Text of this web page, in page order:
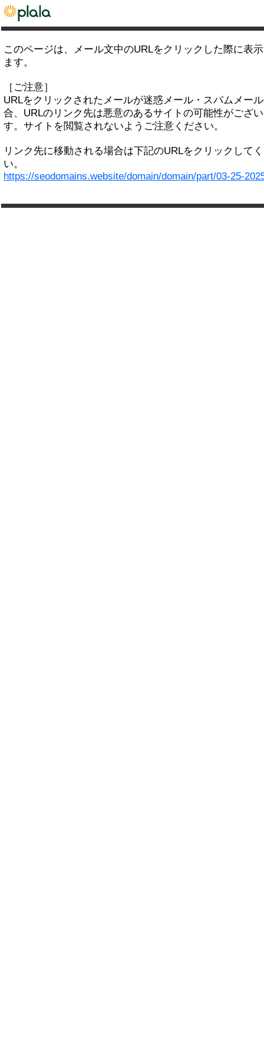
このページは、メール文中のURLをクリックした際に表
ます。
［ご注意］
URLをクリックされたメールが迷惑メール・スパムメー
合、URLのリンク先は悪意のあるサイトの可能性がござ
す。サイトを閲覧されないようご注意ください。
リンク先に移動される場合は下記のURLをクリックして
い。
https://seodomains.website/domain/domain/part/03-25-